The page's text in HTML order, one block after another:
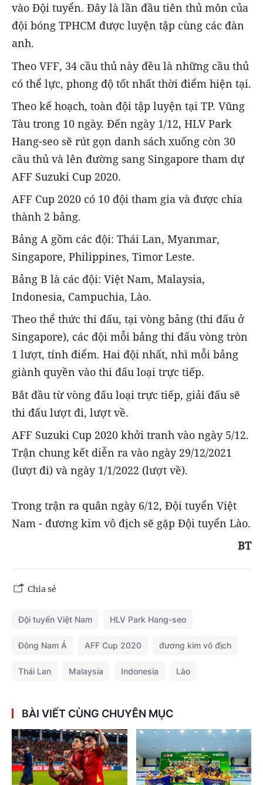
vào Đội tuyển. Đây là lần đầu tiên thủ môn của
đội bóng TPHCM được luyện tập cùng các đàn
anh.
Theo VFF, 34 cầu thủ này đều là những cầu thủ
có thể lực, phong độ tốt nhất thời điểm hiện tại.
Theo kế hoạch, toàn đội tập luyện tại TP. Vũng
Tàu trong 10 ngày. Đến ngày 1/12, HLV Park
Hang-seo sẽ rút gọn danh sách xuống còn 30
cầu thủ và lên đường sang Singapore tham dự
AFF Suzuki Cup 2020.
AFF Cup 2020 có 10 đội tham gia và được chia
thành 2 bảng.
Bảng A gồm các đội: Thái Lan, Myanmar,
Singapore, Philippines, Timor Leste.
Bảng B là các đội: Việt Nam, Malaysia,
Indonesia, Campuchia, Lào.
Theo thể thức thi đấu, tại vòng bảng (thi đấu ở
Singapore), các đội mỗi bảng thi đấu vòng tròn
1 lượt, tính điểm. Hai đội nhất, nhì mỗi bảng
giành quyền vào thi đấu loại trực tiếp.
Bắt đầu từ vòng đấu loại trực tiếp, giải đấu sẽ
thi đấu lượt đi, lượt về.
AFF Suzuki Cup 2020 khởi tranh vào ngày 5/12.
Trận chung kết diễn ra vào ngày 29/12/2021
(lượt đi) và ngày 1/1/2022 (lượt về).
Trong trận ra quân ngày 6/12, Đội tuyển Việt
Nam - đương kim vô địch sẽ gặp Đội tuyển Lào.
BT
Chia sẻ
Đội tuyển Việt Nam HLV Park Hang-seo
Đông Nam Á AFF Cup 2020 đương kim vô địch
Thái Lan Malaysia Indonesia Lào
BÀI VIẾT CÙNG CHUYÊN MỤC